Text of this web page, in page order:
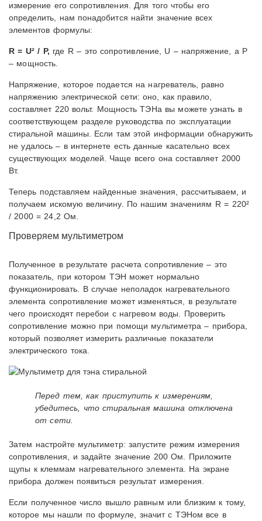
измерение его сопротивления. Для того чтобы его
определить, нам понадобится найти значение всех
элементов формулы:
R = U² / Р, где R – это сопротивление, U – напряжение, а Р
– мощность.
Напряжение, которое подается на нагреватель, равно
напряжению электрической сети: оно, как правило,
составляет 220 вольт. Мощность ТЭНа вы можете узнать в
соответствующем разделе руководства по эксплуатации
стиральной машины. Если там этой информации обнаружить
не удалось – в интернете есть данные касательно всех
существующих моделей. Чаще всего она составляет 2000
Вт.
Теперь подставляем найденные значения, рассчитываем, и
получаем искомую величину. По нашим значениям R = 220²
/ 2000 = 24,2 Ом.
Проверяем мультиметром
Полученное в результате расчета сопротивление – это
показатель, при котором ТЭН может нормально
функционировать. В случае неполадок нагревательного
элемента сопротивление может изменяться, в результате
чего происходят перебои с нагревом воды. Проверить
сопротивление можно при помощи мультиметра – прибора,
который позволяет измерить различные показатели
электрического тока.
Перед тем, как приступить к измерениям,
убедитесь, что стиральная машина отключена
от сети.
Затем настройте мультиметр: запустите режим измерения
сопротивления, и задайте значение 200 Ом. Приложите
щупы к клеммам нагревательного элемента. На экране
прибора должен появиться результат измерения.
Если полученное число вышло равным или близким к тому,
которое мы нашли по формуле, значит с ТЭНом все в